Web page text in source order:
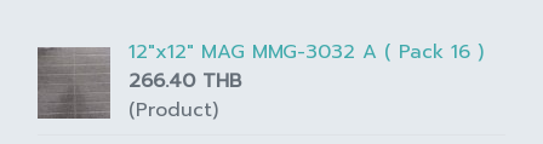
12"x12" MAG MMG-3032 A ( Pack 16 )
266.40 THB
(Product)